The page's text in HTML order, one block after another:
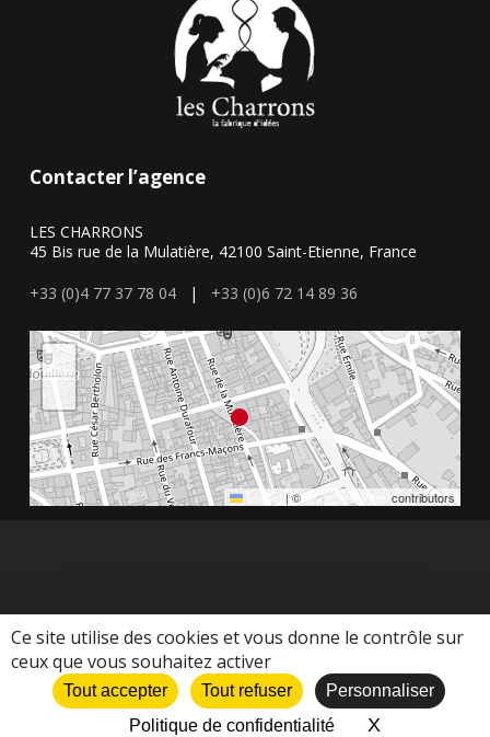
Ce site utilise des cookies et vous donne le contrôle sur
ceux que vous souhaitez activer
Tout accepter Tout refuser
Personnaliser
Politique de confidentialité
XMasquer le
Contacter l’agence
LES CHARRONS
45 Bis rue de la Mulatière, 42100 Saint-Etienne, France
+33 (0)4 77 37 78 04| +33 (0)6 72 14 89 36
+
Leaflet |©OpenStreetMap contributors
© 2026 Les Charrons. Agence les Charrons - Mis en place par
Openscop